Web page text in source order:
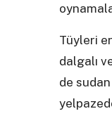
Tüyleri
dalgalı
de